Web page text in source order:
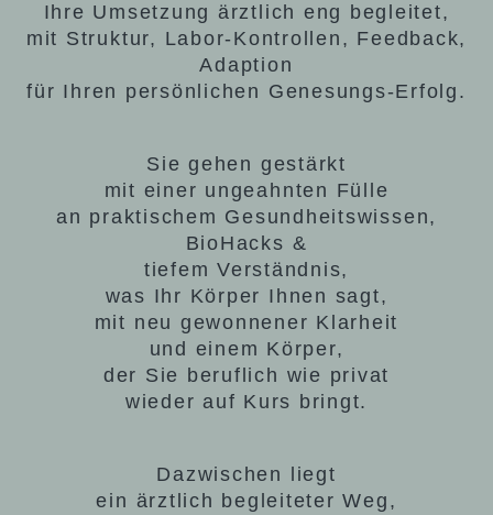
Ihre Umsetzung ärztlich eng begleitet,
mit Struktur, Labor-Kontrollen, Feedback,
Adaption
für Ihren persönlichen Genesungs-Erfolg.
Sie gehen gestärkt
mit einer ungeahnten Fülle
an praktischem Gesundheitswissen,
BioHacks &
tiefem Verständnis,
was Ihr Körper Ihnen sagt,
mit neu gewonnener Klarheit
und einem Körper,
der Sie beruflich wie privat
wieder auf Kurs bringt.
Dazwischen liegt
ein ärztlich begleiteter Weg,